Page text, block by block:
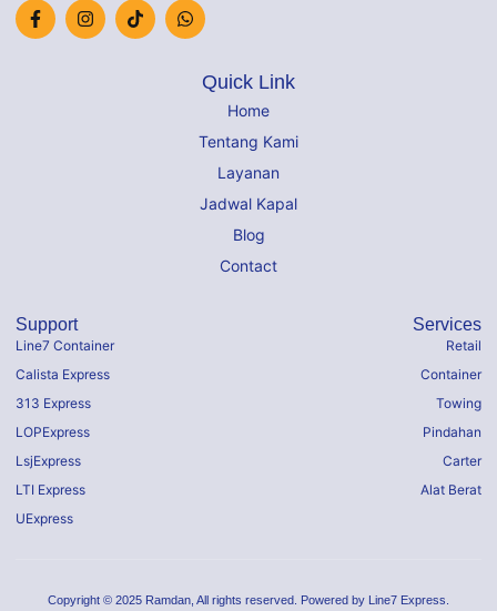
Quick Link
Home
Tentang Kami
Layanan
Jadwal Kapal
Blog
Contact
Support
Line7 Container
Calista Express
313 Express
LOPExpress
LsjExpress
LTI Express
UExpress
Services
Retail
Container
Towing
Pindahan
Carter
Alat Berat
Copyright © 2025 Ramdan, All rights reserved. Powered by Line7 Express.